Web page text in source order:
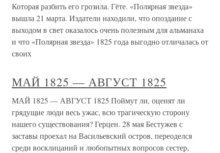
Которая разбить его грозила. Гёте. «Полярная звезда»
вышла 21 марта. Издатели находили, что опоздание с
выходом в свет оказалось очень полезным для альманаха
и что «Полярная звезда» 1825 года выгодно отличалась от
своих
МАЙ 1825 — АВГУСТ 1825
МАЙ 1825 — АВГУСТ 1825 Поймут ли, оценят ли
грядущие люди весь ужас, всю трагическую сторону
нашего существования? Герцен. 28 мая Бестужев с
заставы проехал на Васильевский остров, переоделся
среди восклицаний и любопытных вопросов сестер,